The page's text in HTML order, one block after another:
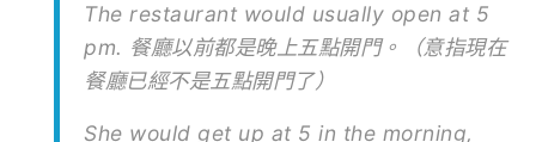
The restaurant would usually open at 5
pm. 餐廳以前都是晚上五點開門。（意指現在
餐廳已經不是五點開門了）
She would get up at 5 in the morning,